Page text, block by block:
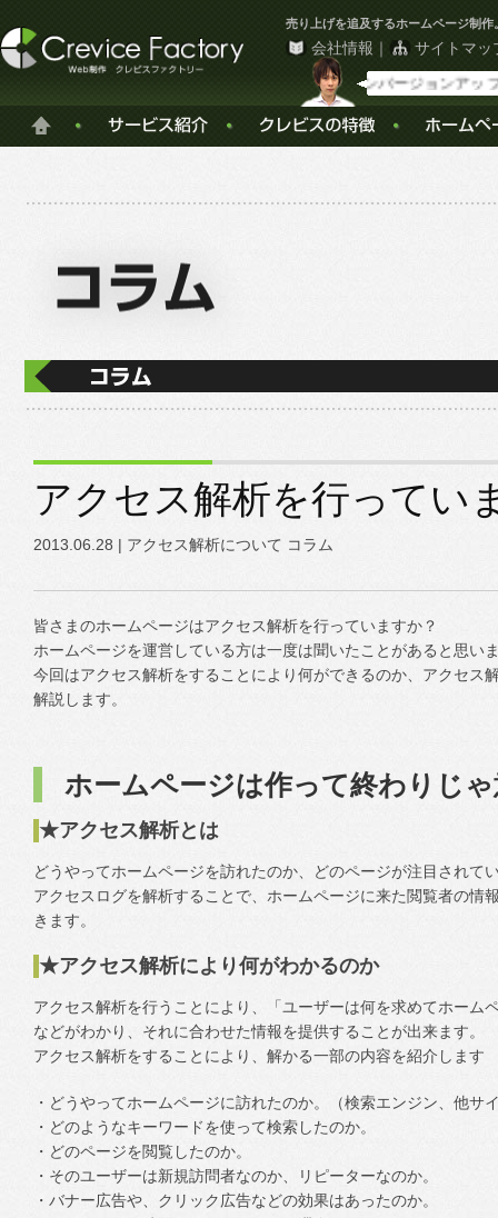
売り上げを追及するホームページ制
会社情報 ｜
サイトマッ
コンバージョンアップさ
アクセス解析を行ってい
2013.06.28 | アクセス解析について コラム
皆さまのホームページはアクセス解析を行っていますか？
ホームページを運営している方は一度は聞いたことがあると思い
今回はアクセス解析をすることにより何ができるのか、アクセス
解説します。
ホームページは作って終わりじ
★アクセス解析とは
どうやってホームページを訪れたのか、どのページが注目されて
アクセスログを解析することで、ホームページに来た閲覧者の情
きます。
★アクセス解析により何がわかるのか
アクセス解析を行うことにより、「ユーザーは何を求めてホーム
などがわかり、それに合わせた情報を提供することが出来ます。
アクセス解析をすることにより、解かる一部の内容を紹介します
・どうやってホームページに訪れたのか。（検索エンジン、他サ
・どのようなキーワードを使って検索したのか。
・どのページを閲覧したのか。
・そのユーザーは新規訪問者なのか、リピーターなのか。
・バナー広告や、クリック広告などの効果はあったのか。